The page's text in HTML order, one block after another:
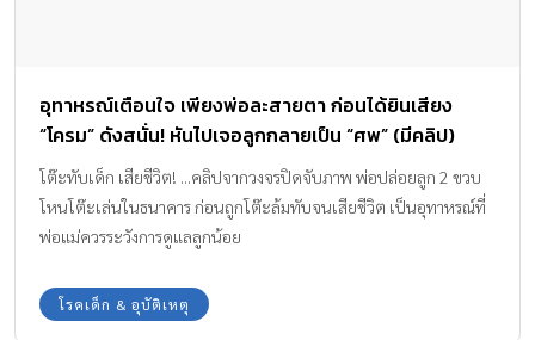
อุทาหรณ์เตือนใจ เพียงพ่อละสายตา ก่อนได้ยินเสียง
“โครม” ดังสนั่น! หันไปเจอลูกกลายเป็น “ศพ” (มีคลิป)
โต๊ะทับเด็ก เสียชีวิต! ...คลิปจากวงจรปิดจับภาพ พ่อปล่อยลูก 2 ขวบ
โหนโต๊ะเล่นในธนาคาร ก่อนถูกโต๊ะล้มทับจนเสียชีวิต เป็นอุทาหรณ์ที่
พ่อแม่ควรระวังการดูแลลูกน้อย
โรคเด็ก & อุบัติเหตุ